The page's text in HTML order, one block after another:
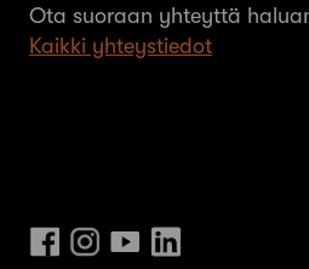
Ota suoraan yhteyttä
Kaikki yhteystiedot